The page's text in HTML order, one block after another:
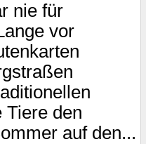
nie für
vor
Tiere den
auf den...